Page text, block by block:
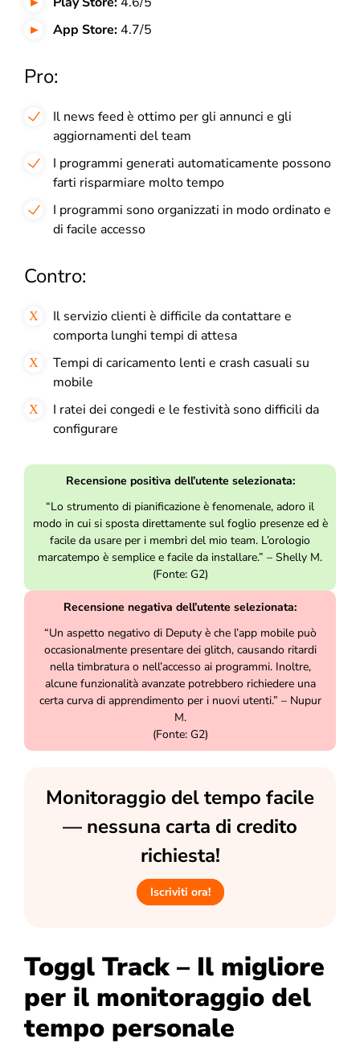
App Store:4.7/5
Pro:
Il news feed è ottimo per gli annunci e gli
aggiornamenti del team
I programmi generati automaticamente possono
farti risparmiare molto tempo
I programmi sono organizzati in modo ordinato e
di facile accesso
Contro:
Il servizio clienti è difficile da contattare e
comporta lunghi tempi di attesa
Tempi di caricamento lenti e crash casuali su
mobile
I ratei dei congedi e le festività sono difficili da
configurare
Recensione positiva dell’utente selezionata:
“Lo strumento di pianificazione è fenomenale, adoro il
modo in cui si sposta direttamente sul foglio presenze ed è
facile da usare per i membri del mio team. L’orologio
marcatempo è semplice e facile da installare.” – Shelly M.
(Fonte: G2)
Recensione negativa dell’utente selezionata:
“Un aspetto negativo di Deputy è che l’app mobile può
occasionalmente presentare dei glitch, causando ritardi
nella timbratura o nell’accesso ai programmi. Inoltre,
alcune funzionalità avanzate potrebbero richiedere una
certa curva di apprendimento per i nuovi utenti.” – Nupur
M.
(Fonte: G2)
Monitoraggio del tempo facile
— nessuna carta di credito
richiesta!
Iscriviti ora!
Toggl Track – Il migliore
per il monitoraggio del
tempo personale